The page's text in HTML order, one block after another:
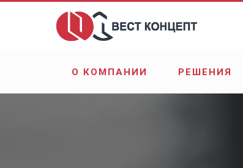
О КОМПАНИИ РЕШЕНИЯ